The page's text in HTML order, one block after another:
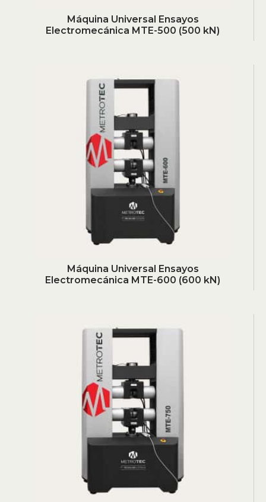
Máquina Universal Ensayos
Electromecánica MTE-500 (500 kN)
Máquina Universal Ensayos
Electromecánica MTE-600 (600 kN)